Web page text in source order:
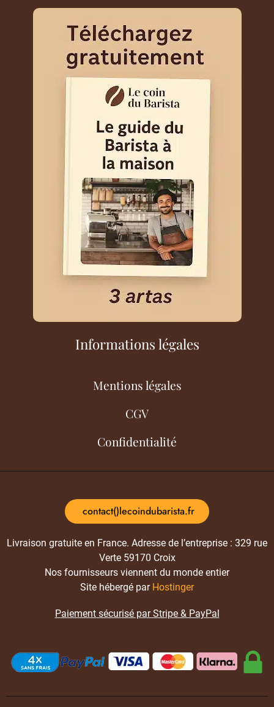
Informations légales
Mentions légales
CGV
Confidentialité
contact()lecoindubarista.fr
Livraison gratuite en France. Adresse de l’entreprise : 329 rue
Verte 59170 Croix
Nos fournisseurs viennent du monde entier
Site hébergé par Hostinger
Paiement sécurisé par Stripe & PayPal